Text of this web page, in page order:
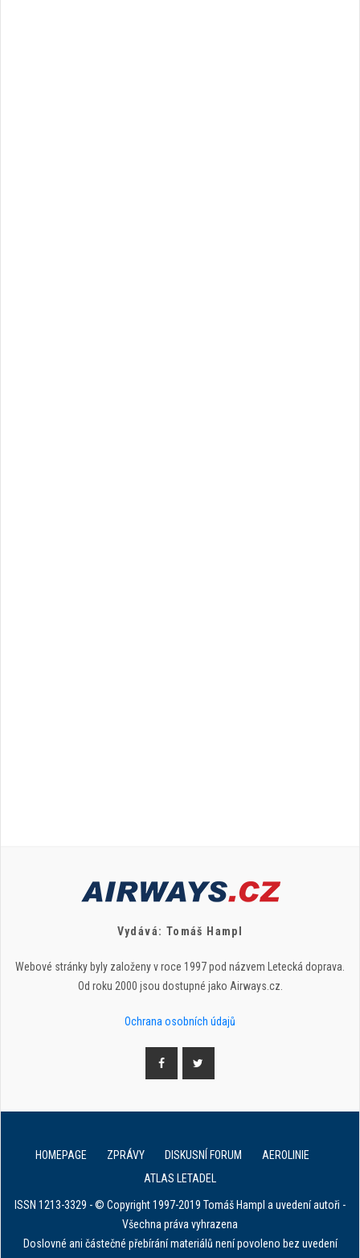
Vydává: Tomáš Hampl
Webové stránky byly založeny v roce 1997 pod názvem Letecká doprava.
Od roku 2000 jsou dostupné jako Airways.cz.
Ochrana osobních údajů
HOMEPAGE ZPRÁVY DISKUSNÍ FORUM
AEROLINIE
ATLAS LETADEL
ISSN 1213-3329 - © Copyright 1997-2019 Tomáš Hampl a uvedení autoři -
Všechna práva vyhrazena
Doslovné ani částečné přebírání materiálů není povoleno bez uvedení